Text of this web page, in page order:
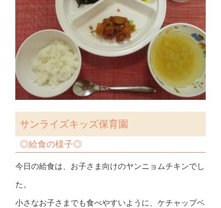
サンライズキッズ保育園
◎給食の様子◎
今日の給食は、お子さま向けのヤンニョムチキンでし
た。
小さなお子さまでも食べやすいように、ケチャップベ